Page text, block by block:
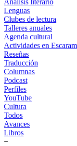
Análisis literario
Lenguas
Clubes de lectura
Talleres anuales
Agenda cultural
Actividades en
Reseñas
Traducción
Columnas
Podcast
Perfiles
YouTube
Cultura
Todos
Avances
Libros
+